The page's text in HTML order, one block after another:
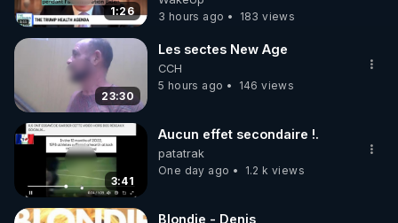
1:26
VACCIN COVID ET CANCER
3 hours ago
183 views
23:30
Les sectes New Age
CCH
5 hours ago
146 views
3:41
Aucun effet secondaire !.
patatrak
One day ago
1.2 k views
Blondie - Denis